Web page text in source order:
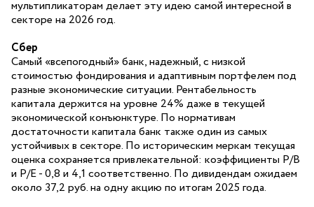
мультипликаторам делает эту идею самой интересной в
секторе на 2026 год.
Сбер
Самый «всепогодный» банк, надежный, с низкой
стоимостью фондирования и адаптивным портфелем под
разные экономические ситуации. Рентабельность
капитала держится на уровне 24% даже в текущей
экономической конъюнктуре. По нормативам
достаточности капитала банк также один из самых
устойчивых в секторе. По историческим меркам текущая
оценка сохраняется привлекательной: коэффициенты Р/В
и Р/E - 0,8 и 4,1 соответственно. По дивидендам ожидаем
около 37,2 руб. на одну акцию по итогам 2025 года.